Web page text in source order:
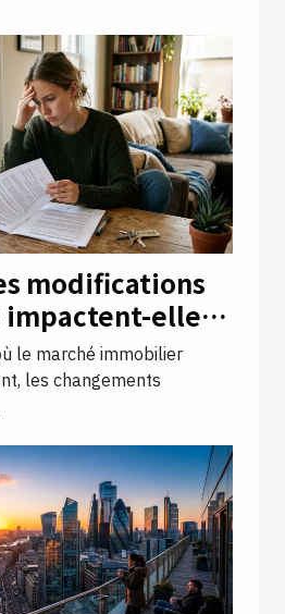
modifications
elles
locataires ?
le marché immobilier
les changements